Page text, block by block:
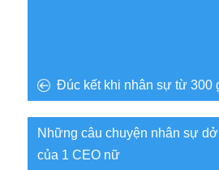
Đúc kết khi nhân sự từ 300
Những câu chuyện nhân sự
của 1 CEO nữ